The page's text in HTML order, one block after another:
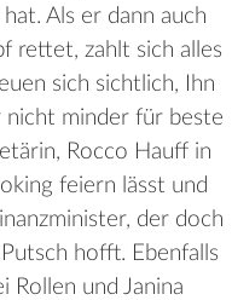
Als er dann auch
rettet, zahlt sich alles
sich sichtlich, Ihn
nicht minder für beste
Rocco Hauff in
feiern lässt und
der doch
hofft. Ebenfalls
Rollen und Janina